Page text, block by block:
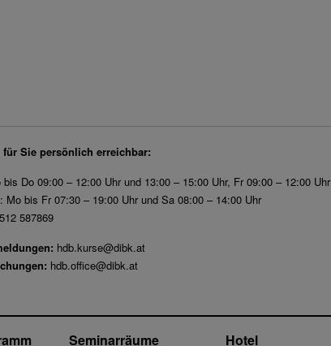
Sie persönlich erreichbar:
bis Do 09:00 – 12:00 Uhr und 13:00 – 15:00 Uhr, Fr 09:00 – 12:00 Uhr
Mo bis Fr 07:30 – 19:00 Uhr und Sa 08:00 – 14:00 Uhr
587869
hdb.kurse@dibk.at
hdb.office@dibk.at
Seminarräume Hotel